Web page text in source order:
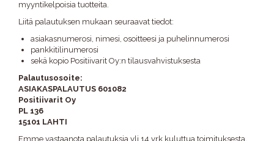
myyntikelpoisia tuotteita.
Liitä palautuksen mukaan seuraavat tiedot:
asiakasnumerosi, nimesi, osoitteesi ja puhelinnumerosi
pankkitilinumerosi
sekä kopio Positiivarit Oy:n tilausvahvistuksesta
Palautusosoite:
ASIAKASPALAUTUS 601082
Positiivarit Oy
PL 136
15101 LAHTI
Emme vastaanota palautuksia yli 14 vrk kuluttua toimituksesta.